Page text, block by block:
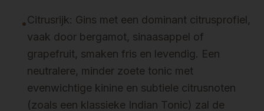
•Citrusrijk: Gins met een dominant citrusprofiel,
vaak door bergamot, sinaasappel of
grapefruit, smaken fris en levendig. Een
neutralere, minder zoete tonic met
evenwichtige kinine en subtiele citrusnoten
(zoals een klassieke Indian Tonic) zal de